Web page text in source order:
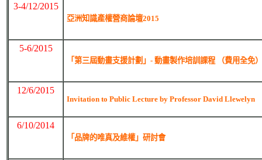
3-4/12/2015
亞洲知識產權營商論壇2015
5-6/2015
「第三屆動畫支援計劃」- 動畫製作培訓課程 （費用全免）
12/6/2015
Invitation to Public Lecture by Professor David Llewelyn
6/10/2014
「品牌的唯真及維權」研討會